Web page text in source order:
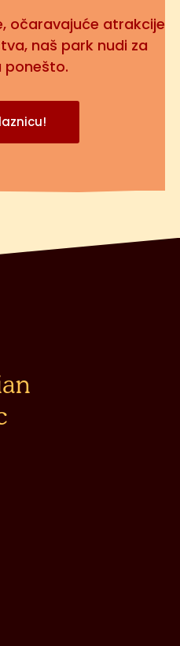
očaravajuće atrakcije
naš park nudi za
ponešto.